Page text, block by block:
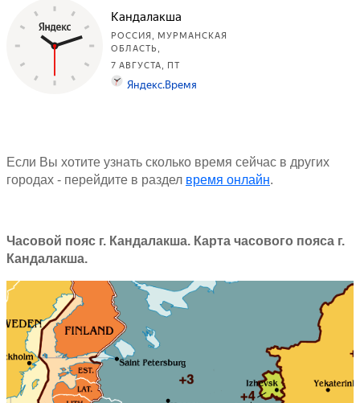
Если Вы хотите узнать сколько время сейчас в других
городах - перейдите в раздел время онлайн.
Часовой пояс г. Кандалакша. Карта часового пояса г.
Кандалакша.